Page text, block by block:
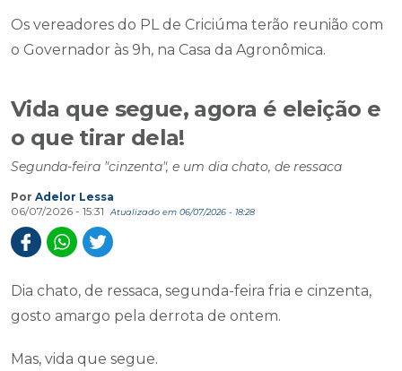
Os vereadores do PL de Criciúma terão reunião com
o Governador às 9h, na Casa da Agronômica.
Vida que segue, agora é eleição e
o que tirar dela!
Segunda-feira "cinzenta", e um dia chato, de ressaca
Por Adelor Lessa
06/07/2026 - 15:31
Atualizado em 06/07/2026 - 18:28
Dia chato, de ressaca, segunda-feira fria e cinzenta,
gosto amargo pela derrota de ontem.
Mas, vida que segue.